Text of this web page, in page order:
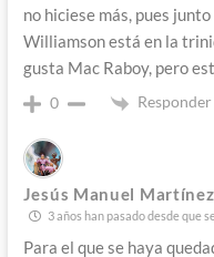
no hiciese más, pues
Williamson está en la
gusta Mac Raboy, pero
0 Responder
Jesús Manuel
3 años han pasado desde que
Para el que se haya